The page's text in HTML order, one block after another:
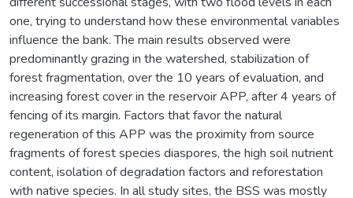
one, trying to understand how these environmental variables
influence the bank. The main results observed were
predominantly grazing in the watershed, stabilization of
forest fragmentation, over the 10 years of evaluation, and
increasing forest cover in the reservoir APP, after 4 years of
fencing of its margin. Factors that favor the natural
regeneration of this APP was the proximity from source
fragments of forest species diaspores, the high soil nutrient
content, isolation of degradation factors and reforestation
with native species. In all study sites, the BSS was mostly